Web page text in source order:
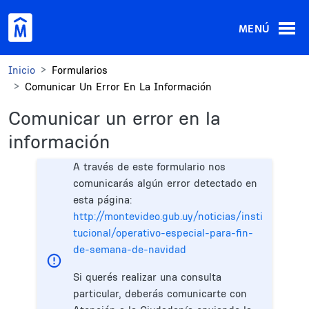
MENÚ
Inicio
Formularios
Comunicar Un Error En La Información
Comunicar un error en la
información
A través de este formulario nos
comunicarás algún error detectado en
esta página:
http://montevideo.gub.uy/noticias/insti
tucional/operativo-especial-para-fin-
de-semana-de-navidad
Si querés realizar una consulta
particular, deberás comunicarte con